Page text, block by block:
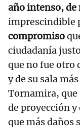
año intenso,
imprescindible
compromiso
ciudadanía
que no fue otro
y de su sala
Tornamira, que
de proyección
que más daños